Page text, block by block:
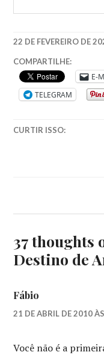
22 DE FEVEREIRO DE
AMELIE
POULAIN,
AUDREY
TATOU,
DE
COMPARTILHE:
E-
TELEGRAM
CURTIR ISSO:
37 thoughts
Destino de
Fábio
21 DE ABRIL DE 2010
Você não é a